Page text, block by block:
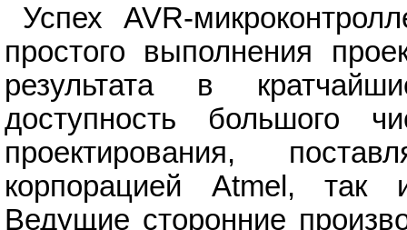
Успех AVR-
простого выполнения
результата в
доступность большого
проектирования,
корпорацией Atmel, так
Ведущие сторонние